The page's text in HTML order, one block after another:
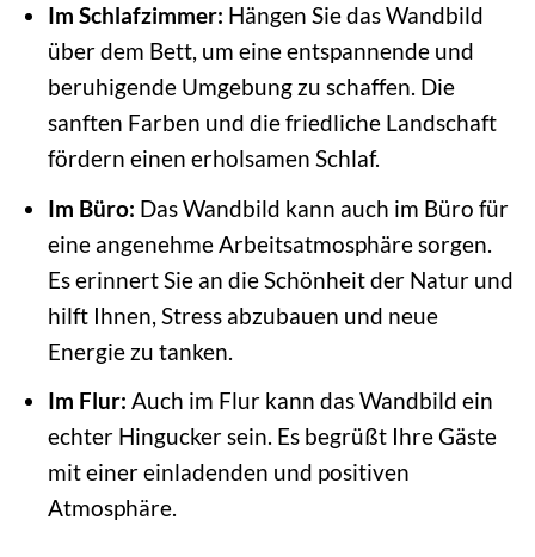
Im Schlafzimmer: Hängen Sie das Wandbild
über dem Bett, um eine entspannende und
beruhigende Umgebung zu schaffen. Die
sanften Farben und die friedliche Landschaft
fördern einen erholsamen Schlaf.
Im Büro: Das Wandbild kann auch im Büro für
eine angenehme Arbeitsatmosphäre sorgen.
Es erinnert Sie an die Schönheit der Natur und
hilft Ihnen, Stress abzubauen und neue
Energie zu tanken.
Im Flur: Auch im Flur kann das Wandbild ein
echter Hingucker sein. Es begrüßt Ihre Gäste
mit einer einladenden und positiven
Atmosphäre.